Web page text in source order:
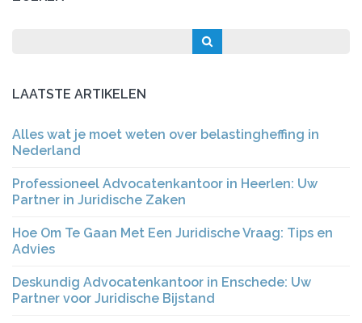
LAATSTE ARTIKELEN
Alles wat je moet weten over belastingheffing in
Nederland
Professioneel Advocatenkantoor in Heerlen: Uw
Partner in Juridische Zaken
Hoe Om Te Gaan Met Een Juridische Vraag: Tips en
Advies
Deskundig Advocatenkantoor in Enschede: Uw
Partner voor Juridische Bijstand